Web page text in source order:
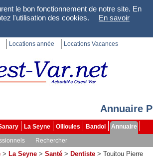
le bon fonctionnement de notre site. En
l'utilisation des cookies.
En savoir
Locations année Locations Vacances
Annuaire
La Seyne Ollioules Bandol
Annuaire
Rechercher
> La Seyne > Santé > Dentiste > Touitou Pierre